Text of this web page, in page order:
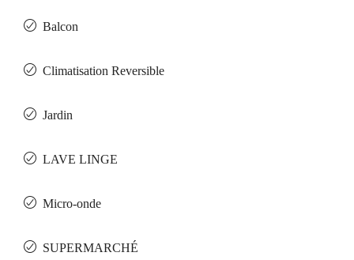
Balcon
Climatisation Reversible
Jardin
LAVE LINGE
Micro-onde
SUPERMARCHÉ